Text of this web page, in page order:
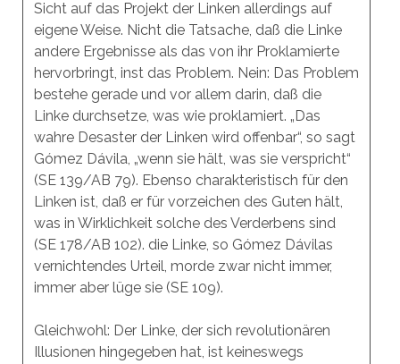
Sicht auf das Projekt der Linken allerdings auf
eigene Weise. Nicht die Tatsache, daß die Linke
andere Ergebnisse als das von ihr Proklamierte
hervorbringt, inst das Problem. Nein: Das Problem
bestehe gerade und vor allem darin, daß die
Linke durchsetze, was wie proklamiert. „Das
wahre Desaster der Linken wird offenbar“, so sagt
Gómez Dávila, „wenn sie hält, was sie verspricht“
(SE 139/AB 79). Ebenso charakteristisch für den
Linken ist, daß er für vorzeichen des Guten hält,
was in Wirklichkeit solche des Verderbens sind
(SE 178/AB 102). die Linke, so Gómez Dávilas
vernichtendes Urteil, morde zwar nicht immer,
immer aber lüge sie (SE 109).
Gleichwohl: Der Linke, der sich revolutionären
Illusionen hingegeben hat, ist keineswegs